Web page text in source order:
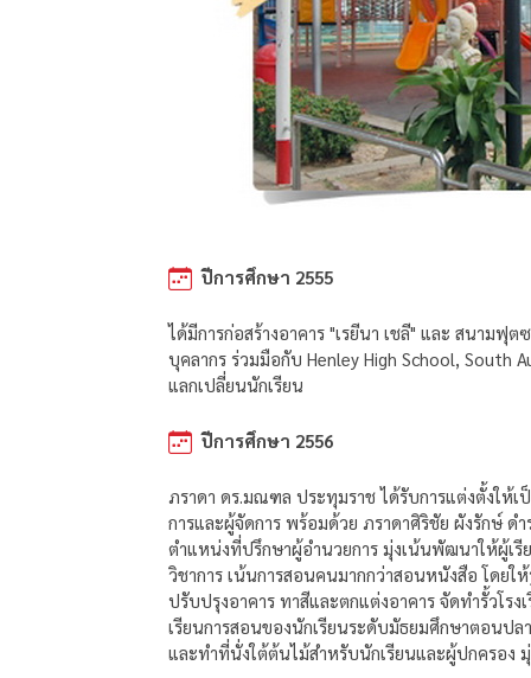
ปีการศึกษา 2555
ได้มีการก่อสร้างอาคาร "เรยีนา เชลี" และ สนาม
บุคลากร ร่วมมือกับ Henley High School, South
แลกเปลี่ยนนักเรียน
ปีการศึกษา 2556
ภราดา ดร.มณฑล ประทุมราช ได้รับการแต่งตั้งให้
การและผู้จัดการ พร้อมด้วย ภราดาศิริชัย ผังรักษ์ ด
ตำแหน่งที่ปรึกษาผู้อำนวยการ มุ่งเน้นพัฒนาให้ผู้เรี
วิชาการ เน้นการสอนคนมากกว่าสอนหนังสือ โดยใ
ปรับปรุงอาคาร ทาสีและตกแต่งอาคาร จัดทำรั้วโร
เรียนการสอนของนักเรียนระดับมัธยมศึกษาตอนปล
และทำที่นั่งใต้ต้นไม้สำหรับนักเรียนและผู้ปกครอง